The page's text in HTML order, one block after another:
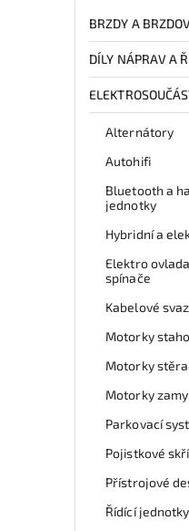
BRZDY A
DÍLY NÁPRAV A
Alternátory
Autohifi
Bluetooth a
jednotky
Hybridní a
Elektro
spínače
Kabelové
Motorky
Motorky
Motorky
Parkovací
Pojistkové
Přístrojové
Řídící jednotky